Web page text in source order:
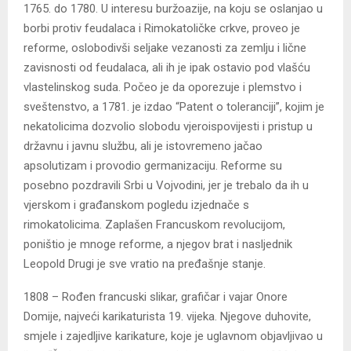
1765. do 1780. U interesu buržoazije, na koju se oslanjao u
borbi protiv feudalaca i Rimokatoličke crkve, proveo je
reforme, oslobodivši seljake vezanosti za zemlju i lične
zavisnosti od feudalaca, ali ih je ipak ostavio pod vlašću
vlastelinskog suda. Počeo je da oporezuje i plemstvo i
sveštenstvo, a 1781. je izdao “Patent o toleranciji”, kojim je
nekatolicima dozvolio slobodu vjeroispovijesti i pristup u
državnu i javnu službu, ali je istovremeno jačao
apsolutizam i provodio germanizaciju. Reforme su
posebno pozdravili Srbi u Vojvodini, jer je trebalo da ih u
vjerskom i građanskom pogledu izjednače s
rimokatolicima. Zaplašen Francuskom revolucijom,
poništio je mnoge reforme, a njegov brat i nasljednik
Leopold Drugi je sve vratio na pređašnje stanje.
1808 – Rođen francuski slikar, grafičar i vajar Onore
Domije, najveći karikaturista 19. vijeka. Njegove duhovite,
smjele i zajedljive karikature, koje je uglavnom objavljivao u